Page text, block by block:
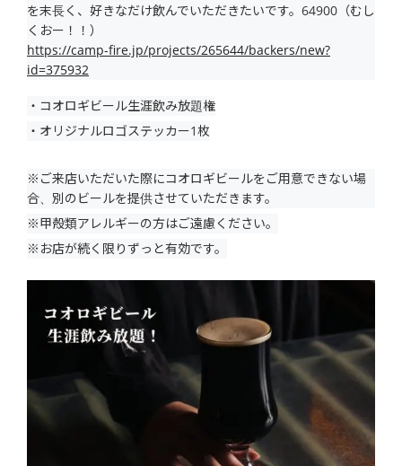
を末長く、好きなだけ飲んでいただきたいです。64900（むし
くおー！！）
https://camp-fire.jp/projects/265644/backers/new?
id=375932
・コオロギビール生涯飲み放題権
・オリジナルロゴステッカー1枚
※ご来店いただいた際にコオロギビールをご用意できない場
合、別のビールを提供させていただきます。
※甲殻類アレルギーの方はご遠慮ください。
※お店が続く限りずっと有効です。